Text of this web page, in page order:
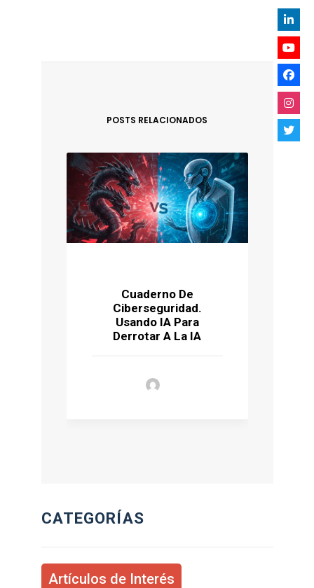
POSTS RELACIONADOS
Cuaderno De
Ciberseguridad.
Usando IA Para
Derrotar A La IA
CATEGORÍAS
Artículos de Interés